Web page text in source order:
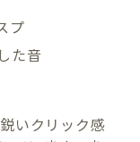
プ
た音
いクリック感